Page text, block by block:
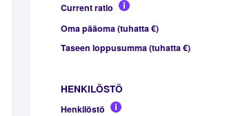
Current ratio
Oma pääoma (tuhatta €)
Taseen loppusumma (tuhatta €)
HENKILÖSTÖ
Henkilöstö